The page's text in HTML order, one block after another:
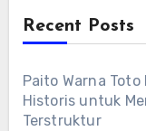
Recent Posts
Paito Warna
Historis untuk
Terstruktur